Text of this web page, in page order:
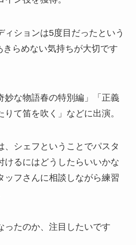
ィションは5度目だったという
きらめない気持ちが大切です
妙な物語春の特別編」「正義
て笛を吹く」などに出演。
、シェフということでパスタ
けるにはどうしたらいいかな
ッフさんに相談しながら練習
ったのか、注目したいです